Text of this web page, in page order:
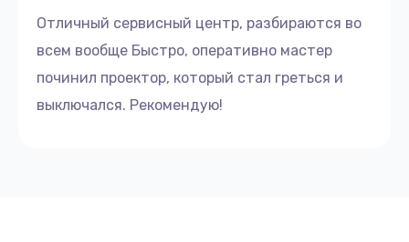
Отличный сервисный центр, разбираются во
всем вообще Быстро, оперативно мастер
починил проектор, который стал греться и
выключался. Рекомендую!